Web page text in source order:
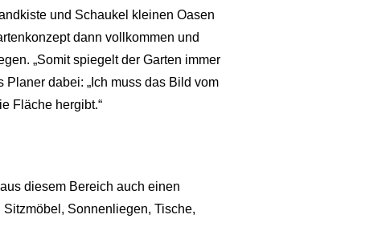
und Schaukel kleinen Oasen
dann vollkommen und
„Somit spiegelt der Garten immer
dabei: „Ich muss das Bild vom
Fläche hergibt.“
diesem Bereich auch einen
Sonnenliegen, Tische,